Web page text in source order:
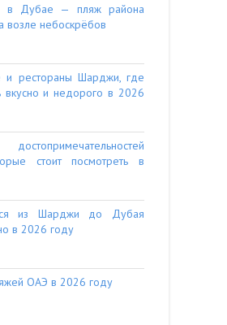
в Дубае — пляж района
возле небоскрёбов
рестораны Шарджи, где
вкусно и недорого в 2026
стоит посмотреть в
из Шарджи до Дубая
в 2026 году
ОАЭ в 2026 году